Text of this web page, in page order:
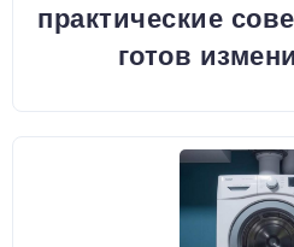
практические
готов